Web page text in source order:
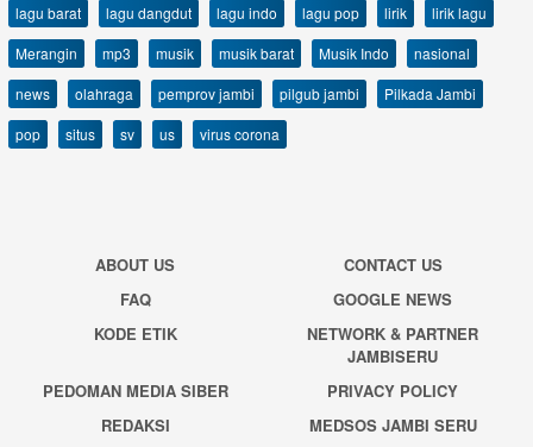
lagu barat
lagu dangdut lagu indo lagu pop lirik
lirik lagu
Merangin
mp3 musik musik barat Musik Indo
nasional
news
olahraga pemprov jambi pilgub jambi
Pilkada Jambi
pop
situs sv us virus corona
ABOUT US
CONTACT US
FAQ
GOOGLE NEWS
KODE ETIK
NETWORK & PARTNER
JAMBISERU
PEDOMAN MEDIA SIBER
PRIVACY POLICY
REDAKSI
MEDSOS JAMBI SERU